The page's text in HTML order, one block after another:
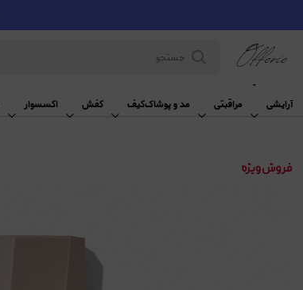
آرایشی مراقبتی مد و پوشاککیف کفش اکسسوار